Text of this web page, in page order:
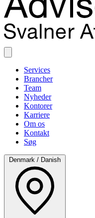
Services
Brancher
Team
Nyheder
Kontorer
Karriere
Om os
Kontakt
Søg
Denmark / Danish